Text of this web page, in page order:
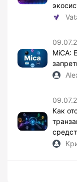
MiCA:
Как